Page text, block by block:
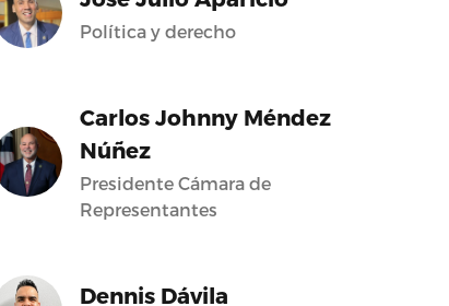
Política y derecho
Carlos Johnny Méndez
Núñez
Presidente Cámara de
Representantes
Dennis Dávila